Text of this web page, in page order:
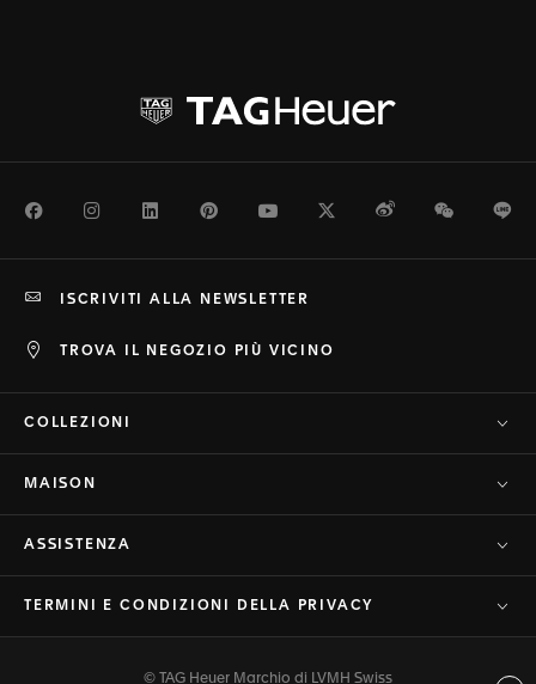
FacebookInstagramLinkedInPinterestYoutubeTwitterWeiboWeChat
TROVA IL NEGOZIO PIÙ VICINO
ISCRIVITI ALLA NEWSLETTER
COLLEZIONI
MAISON
ASSISTENZA
TERMINI E CONDIZIONI DELLA PRIVACY
© TAG Heuer Marchio di LVMH Swiss